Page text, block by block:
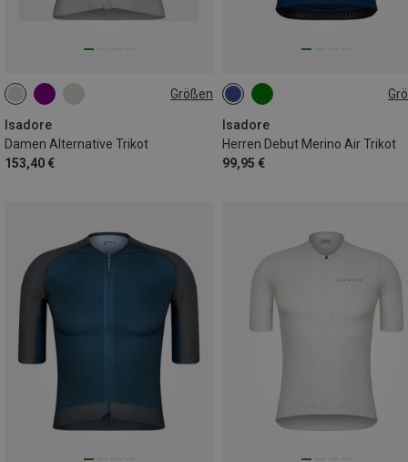
Größen
Isadore
Damen Alternative Trikot
153,40 €
L
Isadore
Herren Debut Merino Air Trikot
99,95 €
S M